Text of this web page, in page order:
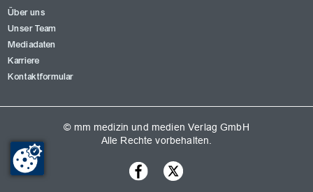
Über uns
Unser Team
Mediadaten
Karriere
Kontaktformular
© mm medizin und medien Verlag GmbH
Alle Rechte vorbehalten.